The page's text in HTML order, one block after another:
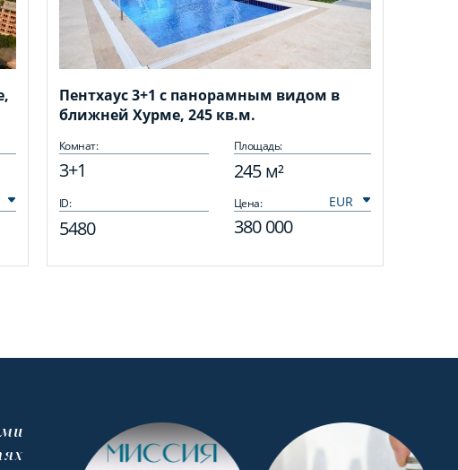
Пентхаус 3+1 с панорамным видом в
ближней Хурме, 245 кв.м.
Комнат:
3+1
Площадь:
245 м²
ID:
5480
Цена:
380 000